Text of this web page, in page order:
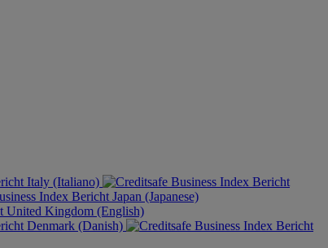
Italy (Italiano)
Japan (Japanese)
United Kingdom (English)
Denmark (Danish)